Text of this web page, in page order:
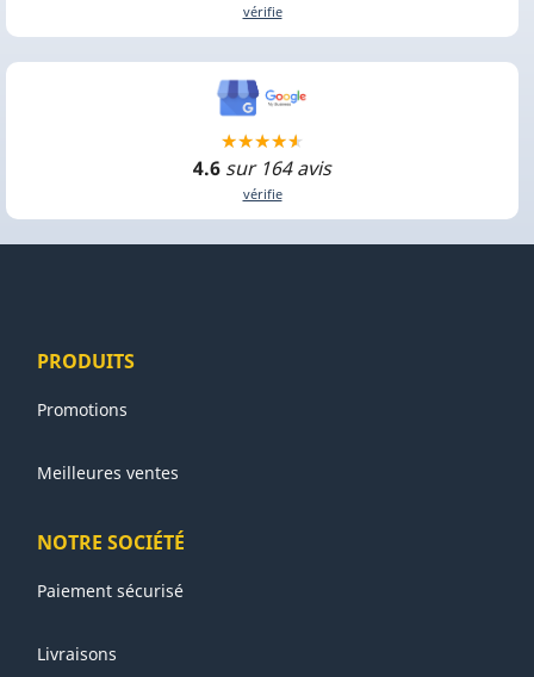
vérifie
4.6 sur 164 avis
vérifie
PRODUITS
Promotions
Meilleures ventes
NOTRE SOCIÉTÉ
Paiement sécurisé
Livraisons